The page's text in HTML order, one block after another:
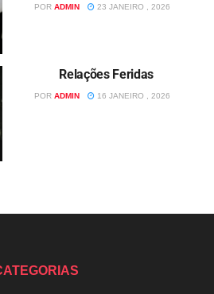
POR ADMIN 23 JANEIRO , 2026
Relações Feridas
POR ADMIN 16 JANEIRO , 2026